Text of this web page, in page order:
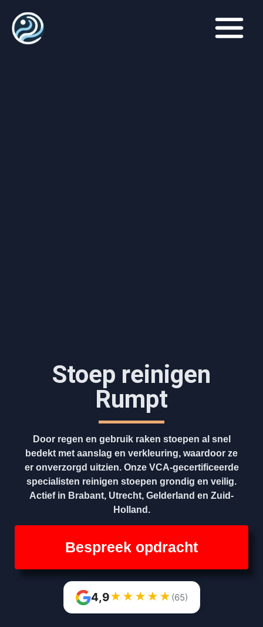
Stoep reinigen
Rumpt
Door regen en gebruik raken stoepen al snel
bedekt met aanslag en verkleuring, waardoor ze
er onverzorgd uitzien. Onze VCA-gecertificeerde
specialisten reinigen stoepen grondig en veilig.
Actief in Brabant, Utrecht, Gelderland en Zuid-
Holland.
Bespreek opdracht
4,9★ ★ ★ ★ ★ (65)